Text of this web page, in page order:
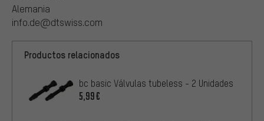
Alemania
info.de@dtswiss.com
Productos relacionados
bc basic Válvulas tubeless - 2 Unidades
5,99€